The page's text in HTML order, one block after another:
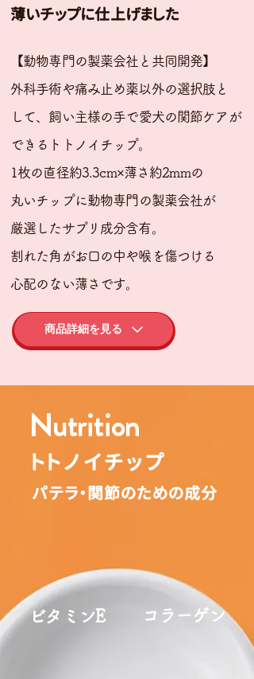
【動物専門の製薬会社と共同開発】
外科手術や痛み止め薬以外の選択肢と
して、 飼い主様の手で愛犬の関節ケアが
できるトトノイチップ。
1枚の直径約3.3cm×薄さ約2mmの
丸いチップに動物専門の製薬会社が
厳選したサプリ成分含有。
割れた角がお口の中や喉を傷つける
心配のない薄さです。
薄いチップに仕上げました
商品詳細を見る
Nutrition
トトノイチップ
パテラ・関節のための成分
ビタミンE コラーゲン